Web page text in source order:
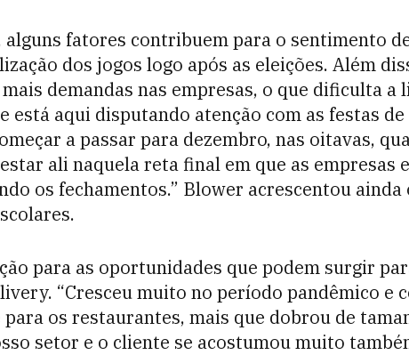
alguns fatores contribuem para o sentimento
dos jogos logo após as eleições. Além
demandas nas empresas, o que dificulta a
está aqui disputando atenção com as festas
a passar para dezembro, nas oitavas,
ali naquela reta final em que as empresas
os fechamentos.” Blower acrescentou ainda
para as oportunidades que podem surgir
“Cresceu muito no período pandêmico e
os restaurantes, mais que dobrou de
setor e o cliente se acostumou muito